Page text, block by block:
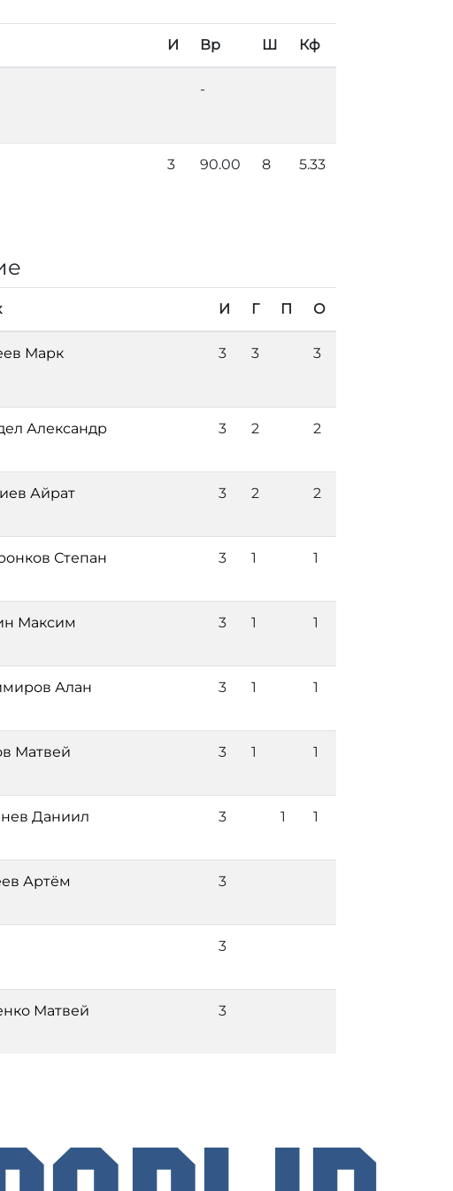
И Вр Ш Кф
-
3 90.00 8 5.33
И Г П О
Марк
3 3 3
Александр
3 2 2
Айрат
3 2 2
Степан
3 1 1
Максим
3 1 1
Алан
3 1 1
Матвей
3 1 1
Даниил
3 1 1
Артём
3
3
Матвей
3